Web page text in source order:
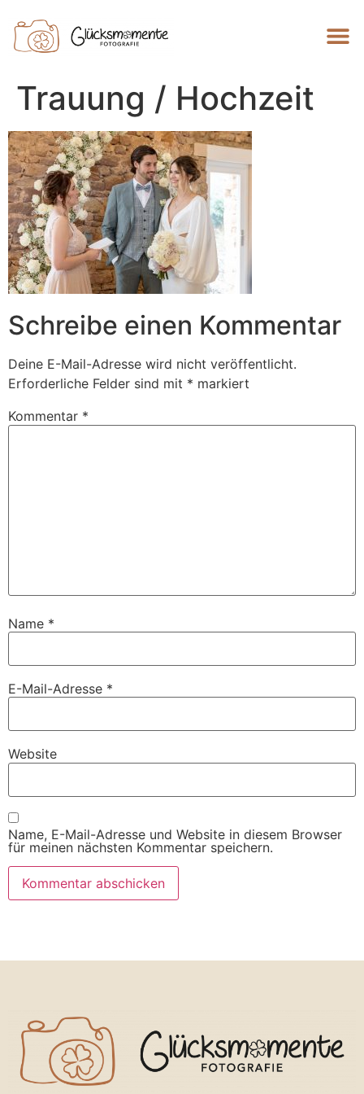
Trauung / Hochzeit
Schreibe einen Kommentar
Deine E-Mail-Adresse wird nicht veröffentlicht.
Erforderliche Felder sind mit * markiert
Kommentar *
Name *
E-Mail-Adresse *
Website
Name, E-Mail-Adresse und Website in diesem Browser
für meinen nächsten Kommentar speichern.